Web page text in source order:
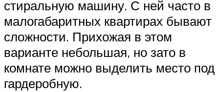
стиральную машину. С ней часто в
малогабаритных квартирах бывают
сложности. Прихожая в этом
варианте небольшая, но зато в
комнате можно выделить место под
гардеробную.